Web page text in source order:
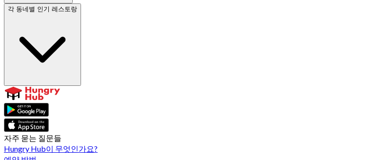
각 동네별 인기 레스토랑
자주 묻는 질문들
Hungry Hub이 무엇인가요?